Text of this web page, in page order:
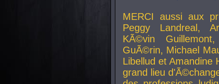
MERCI aussi aux
Peggy Landreal,
KÃ©vin
GuÃ©rin, Michael
Libellud et Amandine
grand lieu